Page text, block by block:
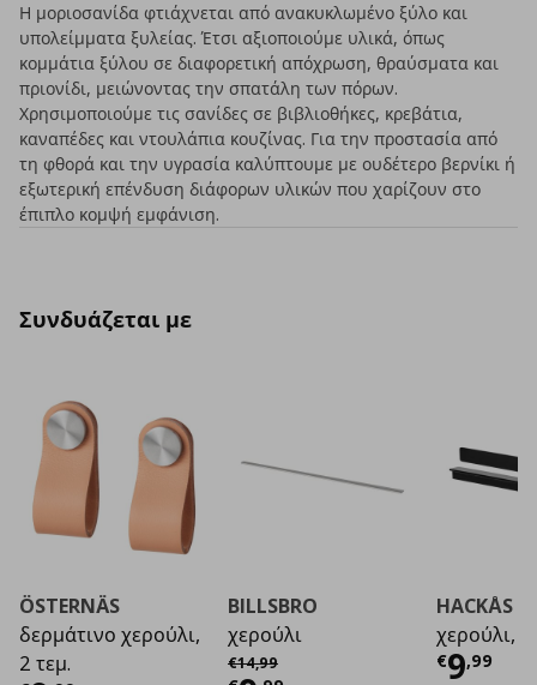
Η μοριοσανίδα φτιάχνεται από ανακυκλωμένο ξύλο και
υπολείμματα ξυλείας. Έτσι αξιοποιούμε υλικά, όπως
κομμάτια ξύλου σε διαφορετική απόχρωση, θραύσματα και
πριονίδι, μειώνοντας την σπατάλη των πόρων.
Χρησιμοποιούμε τις σανίδες σε βιβλιοθήκες, κρεβάτια,
καναπέδες και ντουλάπια κουζίνας. Για την προστασία από
τη φθορά και την υγρασία καλύπτουμε με ουδέτερο βερνίκι ή
εξωτερική επένδυση διάφορων υλικών που χαρίζουν στο
έπιπλο κομψή εμφάνιση.
Συνδυάζεται με
ÖSTERNÄS
δερμάτινο χερούλι,
2 τεμ.
BILLSBRO
χερούλι
€14,99
Αρχική τιμή
HACKÅS
χερούλι, 2
€9,99